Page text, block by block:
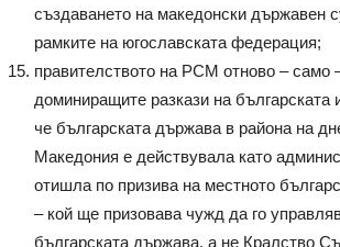
създаването на македонски държавен
рамките на югославската федерация;
правителството на РСМ отново – само
доминиращите разкази на българската
че българската държава в района на
Македония е действувала като
отишла по призива на местното
– кой ще призовава чужд да го
българската държава, а не Кралство